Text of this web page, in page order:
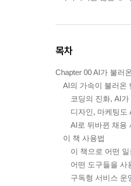
목차
Chapter 00 AI가 불러
AI의 가속이 불러온
코딩의 진화, AI가
디자인, 마케팅도
AI로 뒤바뀐 채용
이 책 사용법
이 책으로 어떤 일
어떤 도구들을 사
구독형 서비스 운영